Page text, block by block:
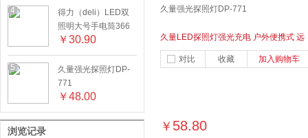
4
得力（deli）LED双
照明大号手电筒366
3A蓝色
￥30.90
5
久量强光探照灯DP-
771
￥48.00
浏览记录
久量强光探照灯DP-771
久量LED探照灯强光充电 户外便携式 远
程远射
对比
收藏 加入购物车
￥ 58.80